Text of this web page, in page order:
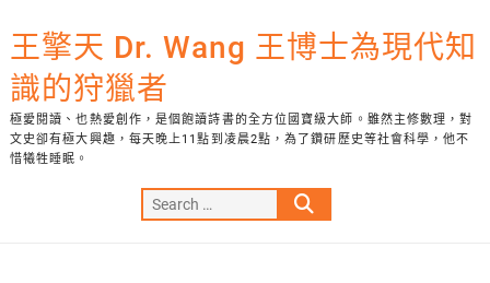
to
content
王擎天 Dr. Wang 王博士為現代知
識的狩獵者
極愛閱讀、也熱愛創作，是個飽讀詩書的全方位國寶級大師。雖然主修數理，對
文史卻有極大興趣，每天晚上11點到凌晨2點，為了鑽研歷史等社會科學，他不
惜犧牲睡眠。
Search
…